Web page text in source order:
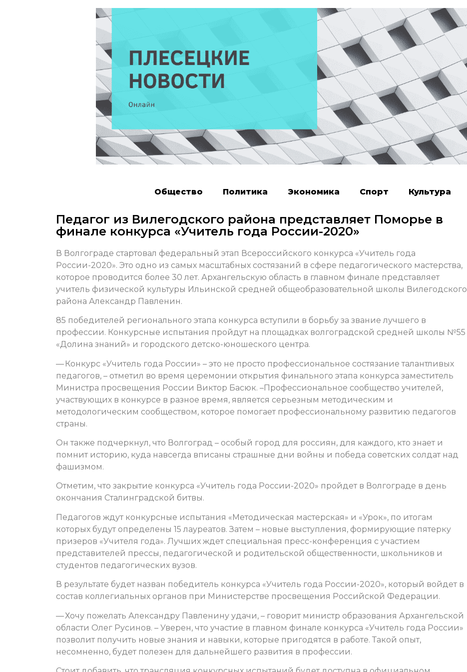
Общество Политика Экономика Спорт Культура
Педагог из Вилегодского района представляет Поморье в
финале конкурса «Учитель года России-2020»
В Волгограде стартовал федеральный этап Всероссийского конкурса «Учитель года
России-2020». Это одно из самых масштабных состязаний в сфере педагогического мастерства,
которое проводится более 30 лет. Архангельскую область в главном финале представляет
учитель физической культуры Ильинской средней общеобразовательной школы Вилегодского
района Александр Павленин.
85 победителей регионального этапа конкурса вступили в борьбу за звание лучшего в
профессии. Конкурсные испытания пройдут на площадках волгоградской средней школы №55
«Долина знаний» и городского детско-юношеского центра.
— Конкурс «Учитель года России» – это не просто профессиональное состязание талантливых
педагогов, – отметил во время церемонии открытия финального этапа конкурса заместитель
Министра просвещения России Виктор Басюк. –Профессиональное сообщество учителей,
участвующих в конкурсе в разное время, является серьезным методическим и
методологическим сообществом, которое помогает профессиональному развитию педагогов
страны.
Он также подчеркнул, что Волгоград – особый город для россиян, для каждого, кто знает и
помнит историю, куда навсегда вписаны страшные дни войны и победа советских солдат над
фашизмом.
Отметим, что закрытие конкурса «Учитель года России-2020» пройдет в Волгограде в день
окончания Сталинградской битвы.
Педагогов ждут конкурсные испытания «Методическая мастерская» и «Урок», по итогам
которых будут определены 15 лауреатов. Затем – новые выступления, формирующие пятерку
призеров «Учителя года». Лучших ждет специальная пресс-конференция с участием
представителей прессы, педагогической и родительской общественности, школьников и
студентов педагогических вузов.
В результате будет назван победитель конкурса «Учитель года России-2020», который войдет в
состав коллегиальных органов при Министерстве просвещения Российской Федерации.
— Хочу пожелать Александру Павленину удачи, – говорит министр образования Архангельской
области Олег Русинов. – Уверен, что участие в главном финале конкурса «Учитель года России»
позволит получить новые знания и навыки, которые пригодятся в работе. Такой опыт,
несомненно, будет полезен для дальнейшего развития в профессии.